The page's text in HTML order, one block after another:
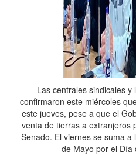
Las centrales sindicales
confirmaron este miércoles
este jueves, pese a que el
venta de tierras a extranjeros
Senado. El viernes se suma
de Mayo por el Día